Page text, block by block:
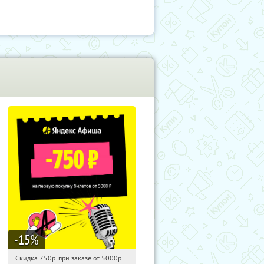
-15%
19:18:29 Получили:114
Скидка 750р. при заказе от 5000р.